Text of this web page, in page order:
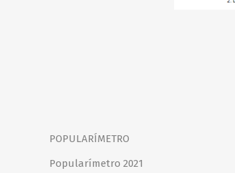
POPULARÍMETRO
Popularímetro 2021